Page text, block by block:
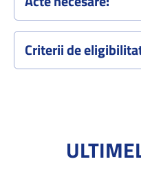
Criterii de